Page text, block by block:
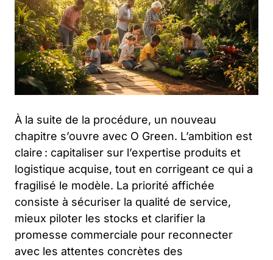
À la suite de la procédure, un nouveau
chapitre s’ouvre avec O Green. L’ambition est
claire : capitaliser sur l’expertise produits et
logistique acquise, tout en corrigeant ce qui a
fragilisé le modèle. La priorité affichée
consiste à sécuriser la qualité de service,
mieux piloter les stocks et clarifier la
promesse commerciale pour reconnecter
avec les attentes concrètes des